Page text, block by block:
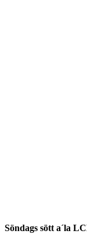
Söndags sött a´la